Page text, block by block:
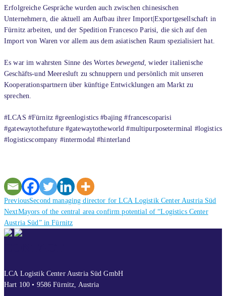
Erfolgreiche Gespräche wurden auch zwischen chinesischen
Unternehmern, die aktuell am Aufbau ihrer Import|Exportgesellschaft in
Fürnitz arbeiten, und der Spedition Francesco Parisi, die sich auf den
Import von Waren vor allem aus dem asiatischen Raum spezialisiert hat.
Es war im wahrsten Sinne des Wortesbewegend , wieder italienische
Geschäfts-und Meeresluft zu schnuppern und persönlich mit unseren
Kooperationspartnern über künftige Entwicklungen am Markt zu
sprechen.
#LCAS #Fürnitz #greenlogistics #bajing #francescoparisi
#gatewaytothefuture #gatewaytotheworld #multipurposeterminal #logistics
#logisticscompany #intermodal #hinterland
PreviousPrevious
post:
Second managing director for LCA Logistik Center Austria Süd
NextNext
post:
Mayors of the central area confirm potential of “Logistics Center
Austria Süd” in Fürnitz
LCA Logistik Center Austria Süd GmbH
Hart 100 • 9586 Fürnitz, Austria